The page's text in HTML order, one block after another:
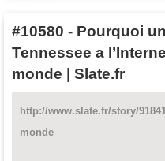
#10580 - Pourquoi
Tennessee a
monde | Slate.fr
http://www.slate.fr/story/
monde